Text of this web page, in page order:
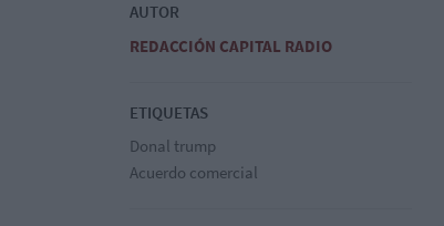
AUTOR
REDACCIÓN CAPITAL RADIO
ETIQUETAS
Donal trump
Acuerdo comercial